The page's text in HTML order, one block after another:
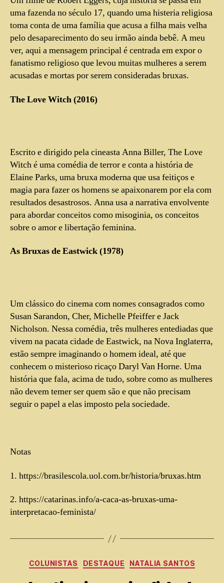
uma fazenda no século 17, quando uma histeria religiosa
toma conta de uma família que acusa a filha mais velha
pelo desaparecimento do seu irmão ainda bebê. A meu
ver, aqui a mensagem principal é centrada em expor o
fanatismo religioso que levou muitas mulheres a serem
acusadas e mortas por serem consideradas bruxas.
The Love Witch (2016)
Escrito e dirigido pela cineasta Anna Biller, The Love
Witch é uma comédia de terror e conta a história de
Elaine Parks, uma bruxa moderna que usa feitiços e
magia para fazer os homens se apaixonarem por ela com
resultados desastrosos. Anna usa a narrativa envolvente
para abordar conceitos como misoginia, os conceitos
sobre o amor e libertação feminina.
As Bruxas de Eastwick (1978)
Um clássico do cinema com nomes consagrados como
Susan Sarandon, Cher, Michelle Pfeiffer e Jack
Nicholson. Nessa comédia, três mulheres entediadas que
vivem na pacata cidade de Eastwick, na Nova Inglaterra,
estão sempre imaginando o homem ideal, até que
conhecem o misterioso ricaço Daryl Van Horne. Uma
história que fala, acima de tudo, sobre como as mulheres
não devem temer ser quem são e que não precisam
seguir o papel a elas imposto pela sociedade.
Notas
1. https://brasilescola.uol.com.br/historia/bruxas.htm
2. https://catarinas.info/a-caca-as-bruxas-uma-
interpretacao-feminista/
COLUNISTAS DESTAQUE NATALIA SANTOS